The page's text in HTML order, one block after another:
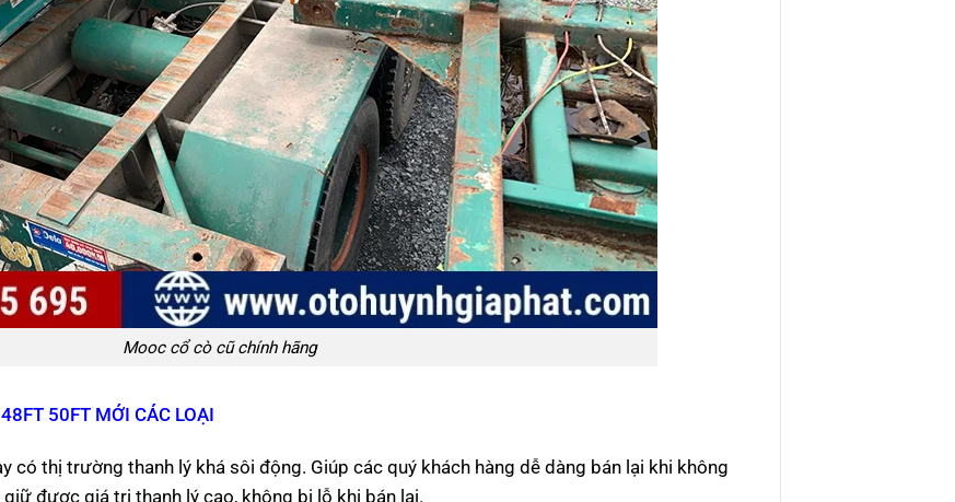
Mooc cổ cò cũ chính hãng
50FT MỚI CÁC LOẠI
có thị trường thanh lý khá sôi động. Giúp các quý khách hàng dễ dàng bán lại khi không
được giá trị thanh lý cao, không bị lỗ khi bán lại.